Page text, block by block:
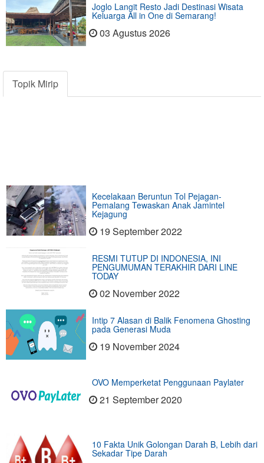
Joglo Langit Resto Jadi Destinasi Wisata
Keluarga All in One di Semarang!
03 Agustus 2026
Topik Mirip
Kecelakaan Beruntun Tol Pejagan-
Pemalang Tewaskan Anak Jamintel
Kejagung
19 September 2022
RESMI TUTUP DI INDONESIA, INI
PENGUMUMAN TERAKHIR DARI LINE
TODAY
02 November 2022
Intip 7 Alasan di Balik Fenomena Ghosting
pada Generasi Muda
19 November 2024
OVO Memperketat Penggunaan Paylater
21 September 2020
10 Fakta Unik Golongan Darah B, Lebih dari
Sekadar Tipe Darah